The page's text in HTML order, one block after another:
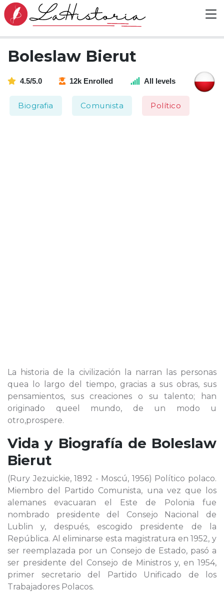
Boleslaw Bierut
4.5/5.0 12k Enrolled All levels
Biografia Comunista Político
La historia de la civilización la narran las personas
quea lo largo del tiempo, gracias a sus obras, sus
pensamientos, sus creaciones o su talento; han
originado queel mundo, de un modo u
otro,prospere.
Vida y Biografía de Boleslaw
Bierut
(Rury Jezuickie, 1892 - Moscú, 1956) Político polaco.
Miembro del Partido Comunista, una vez que los
alemanes evacuaran el Este de Polonia fue
nombrado presidente del Consejo Nacional de
Lublin y, después, escogido presidente de la
República. Al eliminarse esta magistratura en 1952, y
ser reemplazada por un Consejo de Estado, pasó a
ser presidente del Consejo de Ministros y, en 1954,
primer secretario del Partido Unificado de los
Trabajadores Polacos.